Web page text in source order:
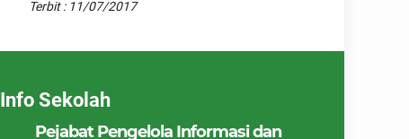
Terbit : 11/07/2017
Info Sekolah
Pejabat Pengelola Informasi dan